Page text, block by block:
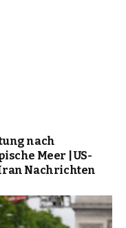
nach
Meer | US-
Nachrichten